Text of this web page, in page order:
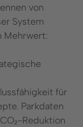
von
System
Mehrwert:
für
Parkdaten
Reduktion